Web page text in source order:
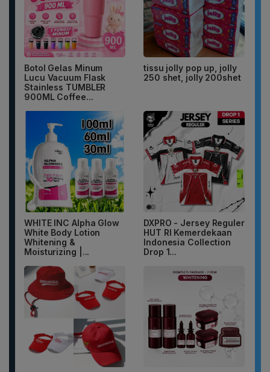
Botol Gelas Minum
Lucu Vacuum Flask
Stainless TUMBLER
900ML Coffee...
tissu jolly pop up, jolly
250 shet, jolly 200shet
WHITE INC Alpha Glow
White Body Lotion
Whitening &
Moisturizing |...
DXPRO - Jersey Reguler
HUT RI Kemerdekaan
Indonesia Collection
Drop 1...